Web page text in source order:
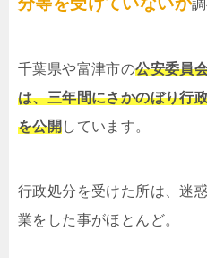
千葉県や富津市の公安委員
は、三年間にさかのぼり行
を公開しています。
行政処分を受けた所は、迷
業をした事がほとんど。